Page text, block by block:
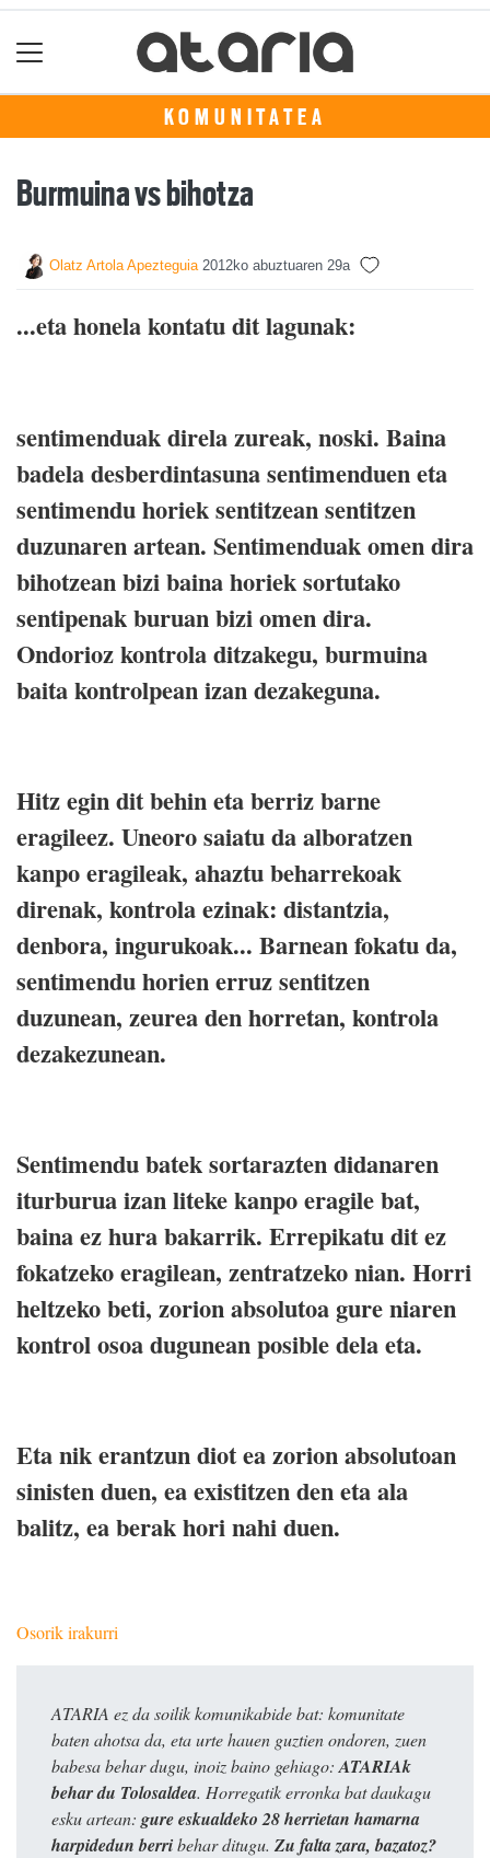
KOMUNITATEA
Burmuina vs bihotza
Olatz Artola Apezteguia 2012ko abuztuaren 29a
...eta honela kontatu dit lagunak:
sentimenduak direla zureak, noski. Baina
badela desberdintasuna sentimenduen eta
sentimendu horiek sentitzean sentitzen
duzunaren artean. Sentimenduak omen dira
bihotzean bizi baina horiek sortutako
sentipenak buruan bizi omen dira.
Ondorioz kontrola ditzakegu, burmuina
baita kontrolpean izan dezakeguna.
Hitz egin dit behin eta berriz barne
eragileez. Uneoro saiatu da alboratzen
kanpo eragileak, ahaztu beharrekoak
direnak, kontrola ezinak: distantzia,
denbora, ingurukoak... Barnean fokatu da,
sentimendu horien erruz sentitzen
duzunean, zeurea den horretan, kontrola
dezakezunean.
Sentimendu batek sortarazten didanaren
iturburua izan liteke kanpo eragile bat,
baina ez hura bakarrik. Errepikatu dit ez
fokatzeko eragilean, zentratzeko nian. Horri
heltzeko beti, zorion absolutoa gure niaren
kontrol osoa dugunean posible dela eta.
Eta nik erantzun diot ea zorion absolutoan
sinisten duen, ea existitzen den eta ala
balitz, ea berak hori nahi duen.
Osorik irakurri
ATARIA ez da soilik komunikabide bat: komunitate
baten ahotsa da, eta urte hauen guztien ondoren, zuen
babesa behar dugu, inoiz baino gehiago: ATARIAk
behar du Tolosaldea. Horregatik erronka bat daukagu
esku artean: gure eskualdeko 28 herrietan hamarna
harpidedun berribehar ditugu. Zu falta zara, bazatoz?